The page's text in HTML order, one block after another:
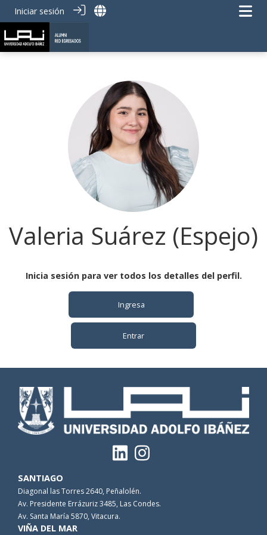
Iniciar sesión
Valeria Suárez (Espejo)
Inicia sesión para ver todos los detalles del perfil.
Ingresa
Entrar
SANTIAGO
Diagonal las Torres 2640, Peñalolén.
Av. Presidente Errázuriz 3485, Las Condes.
Av. Santa María 5870, Vitacura.
VIÑA DEL MAR